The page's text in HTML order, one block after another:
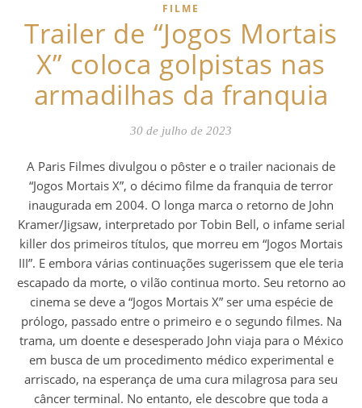
FILME
Trailer de “Jogos Mortais
X” coloca golpistas nas
armadilhas da franquia
30 de julho de 2023
A Paris Filmes divulgou o pôster e o trailer nacionais de
“Jogos Mortais X”, o décimo filme da franquia de terror
inaugurada em 2004. O longa marca o retorno de John
Kramer/Jigsaw, interpretado por Tobin Bell, o infame serial
killer dos primeiros títulos, que morreu em “Jogos Mortais
III”. E embora várias continuações sugerissem que ele teria
escapado da morte, o vilão continua morto. Seu retorno ao
cinema se deve a “Jogos Mortais X” ser uma espécie de
prólogo, passado entre o primeiro e o segundo filmes. Na
trama, um doente e desesperado John viaja para o México
em busca de um procedimento médico experimental e
arriscado, na esperança de uma cura milagrosa para seu
câncer terminal. No entanto, ele descobre que toda a